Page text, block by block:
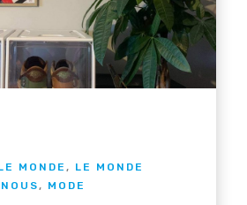
MONDE , LE MONDE
, MODE